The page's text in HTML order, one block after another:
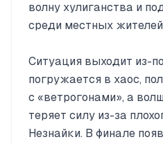
волну хулиганства и
среди местных
Ситуация выходит из-
погружается в хаос,
с «ветрогонами», а
теряет силу из-за
Незнайки. В финале